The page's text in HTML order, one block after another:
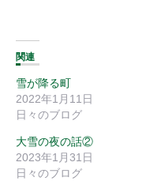
関連
雪が降る町
2022年1月11日
日々のブログ
大雪の夜の話②
2023年1月31日
日々のブログ